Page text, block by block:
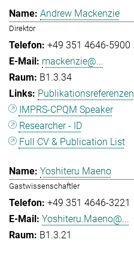
Andrew Mackenzie
Direktor
+49 351 4646-5900
mackenzie@...
B1.3.34
Publikationsreferenzen
IMPRS-CPQM Speaker
Researcher - ID
Full CV & Publication List
Yoshiteru Maeno
Gastwissenschaftler
+49 351 4646-3221
Yoshiteru.Maeno@...
B1.3.21